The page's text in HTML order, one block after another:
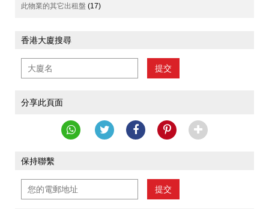
此物業的其它出租盤 (17)
香港大廈搜尋
提交
分享此頁面
保持聯繫
提交